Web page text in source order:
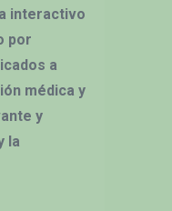
interactivo
por
a
médica y
y
la